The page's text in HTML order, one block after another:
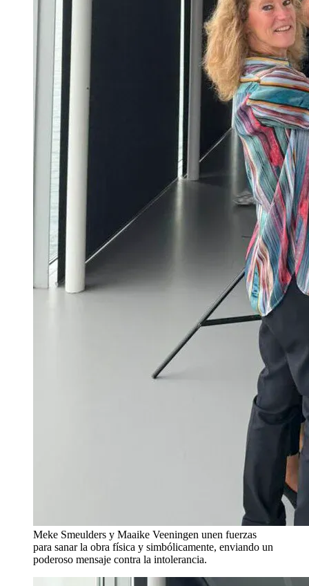
Meke Smeulders y Maaike Veeningen unen fuerzas
para sanar la obra física y simbólicamente, enviando un
poderoso mensaje contra la intolerancia.